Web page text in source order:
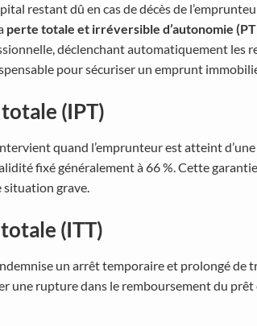
restant dû en cas de décès de
perte totale et irréversible d’autonomie
déclenchant automatiquement les
pour sécuriser un emprunt
(IPT)
quand l’emprunteur est atteint
fixé généralement à 66 %. Cette
situation grave.
(ITT)
un arrêt temporaire et prolongé de
une rupture dans le remboursement du prêt